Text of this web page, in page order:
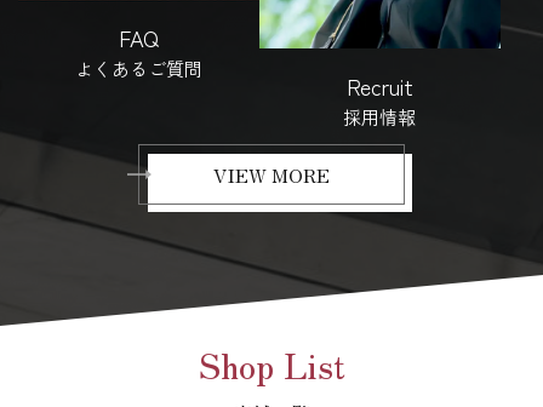
FAQ
よくあるご質問
Recruit
採用情報
VIEW MORE
Shop List